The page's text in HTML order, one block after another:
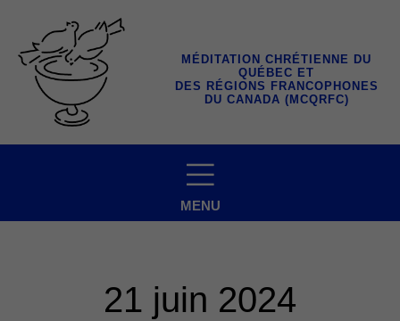
contenu
MÉDITATION CHRÉTIENNE DU
QUÉBEC ET
DES RÉGIONS FRANCOPHONES
DU CANADA (MCQRFC)
MENU
21 juin 2024